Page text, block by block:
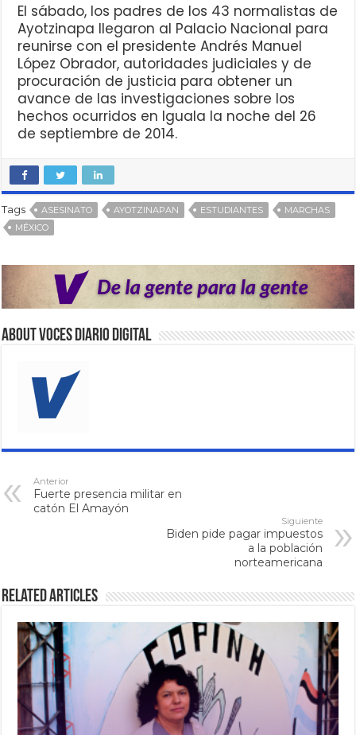
El sábado, los padres de los 43 normalistas de
Ayotzinapa llegaron al Palacio Nacional para
reunirse con el presidente Andrés Manuel
López Obrador, autoridades judiciales y de
procuración de justicia para obtener un
avance de las investigaciones sobre los
hechos ocurridos en Iguala la noche del 26
de septiembre de 2014.
Tags ASESINATO AYOTZINAPAN ESTUDIANTES
MARCHAS
MÉXICO
About VOCES Diario digital
Anterior
Fuerte presencia militar en
catón El Amayón
Siguiente
Biden pide pagar impuestos
a la población
norteamericana
Related Articles